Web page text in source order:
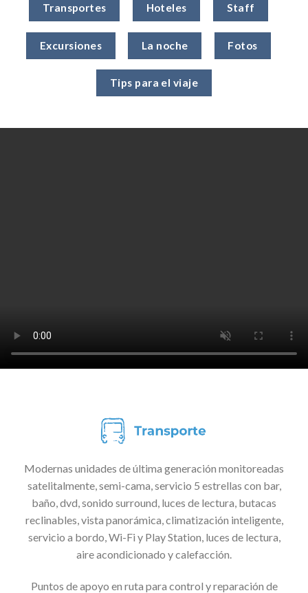
Transportes Hoteles Staff
Excursiones La noche Fotos
Tips para el viaje
Modernas unidades de última generación monitoreadas
satelitalmente, semi-cama, servicio 5 estrellas con bar,
baño, dvd, sonido surround, luces de lectura, butacas
reclinables, vista panorámica, climatización inteligente,
servicio a bordo, Wi-Fi y Play Station, luces de lectura,
aire acondicionado y calefacción.
Puntos de apoyo en ruta para control y reparación de